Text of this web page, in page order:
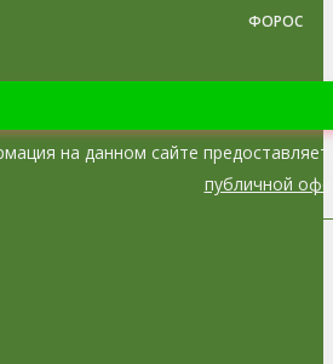
ФОРОС
на данном сайте
публичной